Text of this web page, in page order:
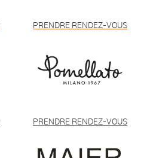
PRENDRE RENDEZ-VOUS
PRENDRE RENDEZ-VOUS